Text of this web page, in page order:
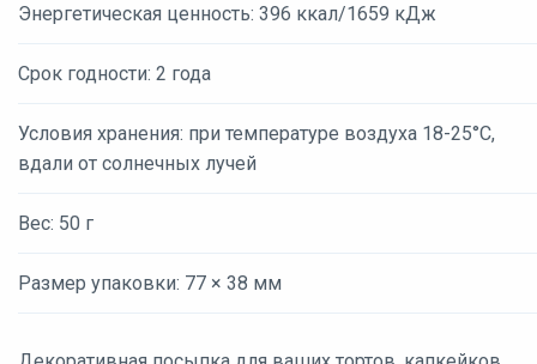
Энергетическая ценность: 396 ккал/1659 кДж
Срок годности: 2 года
Условия хранения: при температуре воздуха 18-25°С,
вдали от солнечных лучей
Вес: 50 г
Размер упаковки: 77 × 38 мм